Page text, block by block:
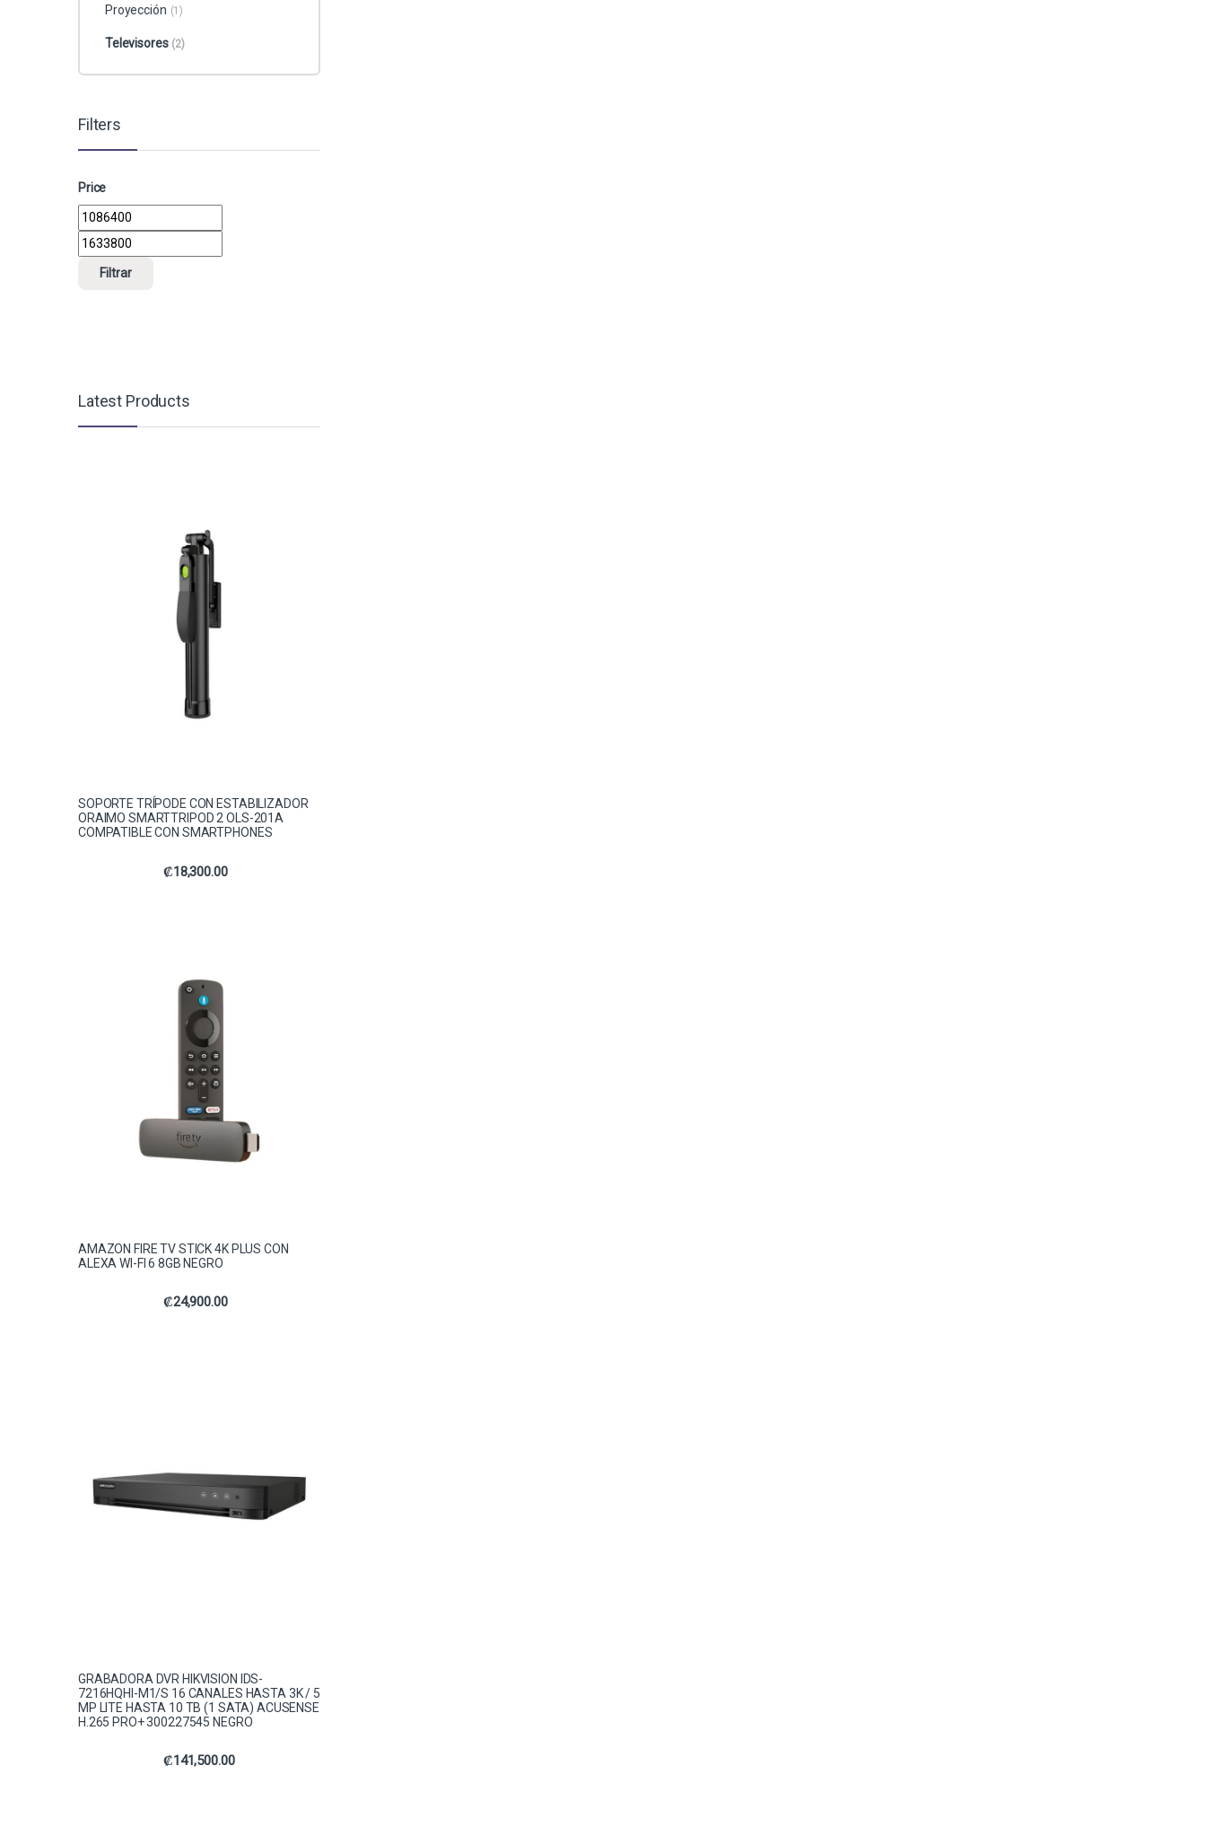
Proyección (1)
Televisores (2)
Filters
Price
Precio mínimo
Precio máximo
Filtrar
Latest Products
SOPORTE TRÍPODE CON ESTABILIZADOR
ORAIMO SMARTTRIPOD 2 OLS-201A
COMPATIBLE CON SMARTPHONES
₡18,300.00
AMAZON FIRE TV STICK 4K PLUS CON
ALEXA WI-FI 6 8GB NEGRO
₡24,900.00
GRABADORA DVR HIKVISION IDS-
7216HQHI-M1/S 16 CANALES HASTA 3K / 5
MP LITE HASTA 10 TB (1 SATA) ACUSENSE
H.265 PRO+ 300227545 NEGRO
₡141,500.00